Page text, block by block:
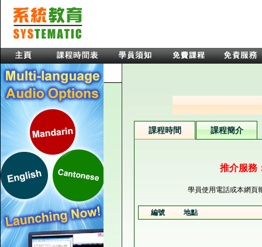
課程時間 課程簡介
推介服務
學員使用電話或本網頁
編號 地點